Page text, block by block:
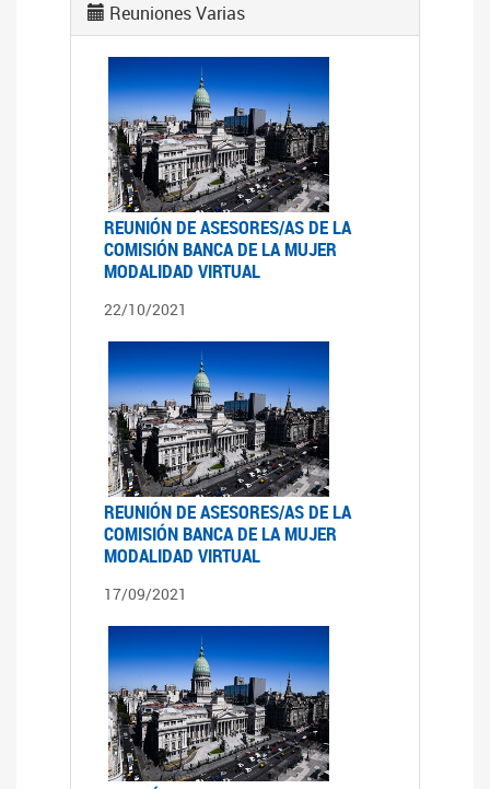
Reuniones Varias
REUNIÓN DE ASESORES/AS DE LA
COMISIÓN BANCA DE LA MUJER
MODALIDAD VIRTUAL
22/10/2021
REUNIÓN DE ASESORES/AS DE LA
COMISIÓN BANCA DE LA MUJER
MODALIDAD VIRTUAL
17/09/2021